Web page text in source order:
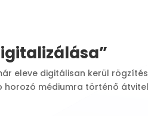
eleve digitálisan kerül
horozó médiumra történő